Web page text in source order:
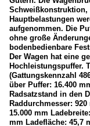
Schweißkonstruktion,
Hauptbelastungen
aufgenommen. Die
ohne große
bodenbedienbare
Der Wagen hat eine
Hochleistungspuffer.
(Gattungskennzahl
über Puffer: 16.400
Radsatzstand in den
Raddurchmesser:
15.000 mm
mm Ladefläche: 45,7